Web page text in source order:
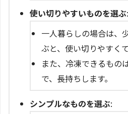
使い切りやすいものを選ぶ:
一人暮らしの場合は、
ぶと、使い切りやすく
また、冷凍できるもの
で、長持ちします。
シンプルなものを選ぶ: